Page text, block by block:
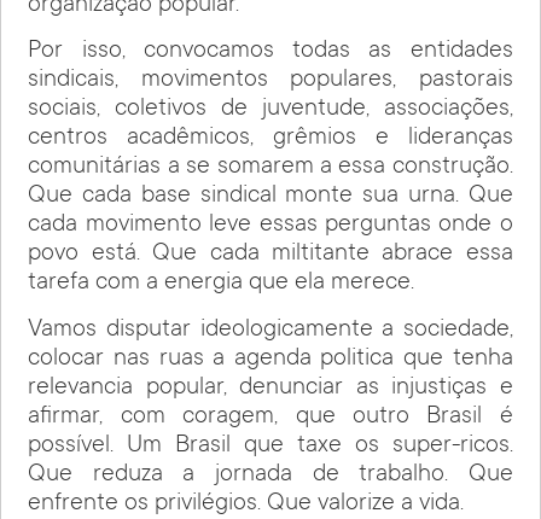
organização popular.
Por isso, convocamos todas as entidades
sindicais, movimentos populares, pastorais
sociais, coletivos de juventude, associações,
centros acadêmicos, grêmios e lideranças
comunitárias a se somarem a essa construção.
Que cada base sindical monte sua urna. Que
cada movimento leve essas perguntas onde o
povo está. Que cada miltitante abrace essa
tarefa com a energia que ela merece.
Vamos disputar ideologicamente a sociedade,
colocar nas ruas a agenda politica que tenha
relevancia popular, denunciar as injustiças e
afirmar, com coragem, que outro Brasil é
possível. Um Brasil que taxe os super-ricos.
Que reduza a jornada de trabalho. Que
enfrente os privilégios. Que valorize a vida.